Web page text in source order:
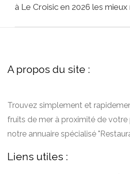
à Le Croisic en 2026 les mieux
A propos du site :
Trouvez simplement et
fruits de mer à proximité de
notre annuaire spécialisé
Liens utiles :